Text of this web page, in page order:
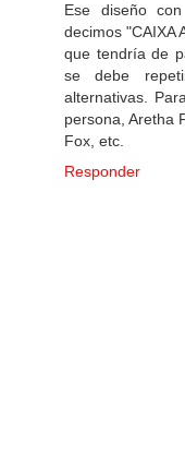
Ese diseño
decimos "CAIXA
que tendría de
se debe
alternativas.
persona, Aretha
Fox, etc.
Responder